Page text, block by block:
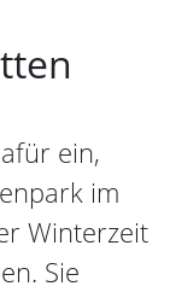
ein,
im
Winterzeit
Sie